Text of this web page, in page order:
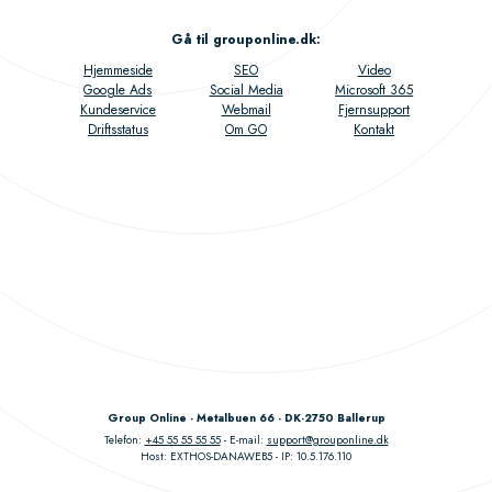
Gå til grouponline.dk:
Hjemmeside
SEO
Video
Google Ads
Social Media
Microsoft 365
Kundeservice
Webmail
Fjernsupport
Driftsstatus
Om GO Kontakt
Group Online - Metalbuen 66 - DK-2750 Ballerup
Telefon: +45 55 55 55 55 E-mail: support@grouponline.dk
Host: EXTHOS-DANAWEB5 IP: 10.5.176.110